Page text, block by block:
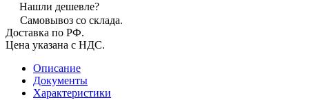
Нашли дешевле?
Самовывоз со склада.
Доставка по РФ.
Цена указана с НДС.
Описание
Документы
Характеристики